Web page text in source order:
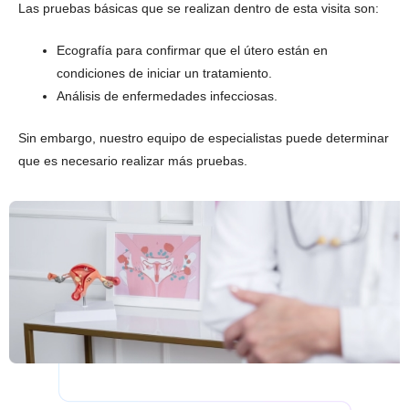
Las pruebas básicas que se realizan dentro de esta visita son:
Ecografía para confirmar que el útero están en
condiciones de iniciar un tratamiento.
Análisis de enfermedades infecciosas.
Sin embargo, nuestro equipo de especialistas puede determinar
que es necesario realizar más pruebas.